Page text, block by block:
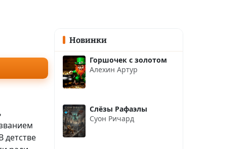
детстве
Новинки
Горшочек с золотом
Алехин Артур
Слёзы Рафаэлы
Суон Ричард